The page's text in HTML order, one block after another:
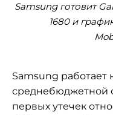
Samsung готовит
1680 и
Samsung
среднебюджетной
первых утечек